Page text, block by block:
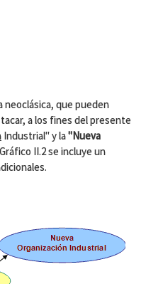
que pueden
a los fines del presente
Industrial" y la"Nueva
II.2 se incluye un